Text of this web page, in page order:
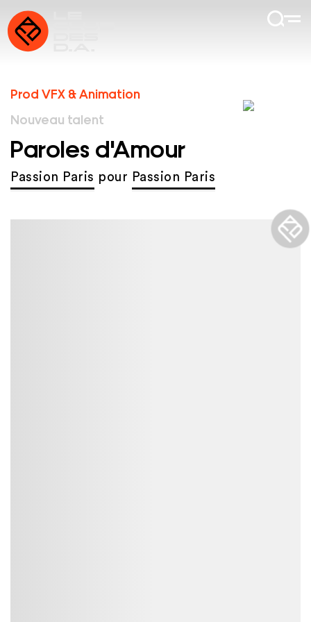
Prod VFX & Animation
Nouveau talent
Paroles d'Amour
Passion Paris pour Passion Paris